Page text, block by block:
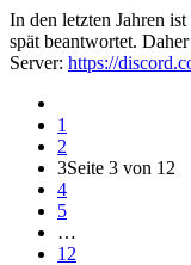
In den letzten Jahren
spät beantwortet.
Server: https://
1
2
3Seite 3 von 12
4
5
…
12